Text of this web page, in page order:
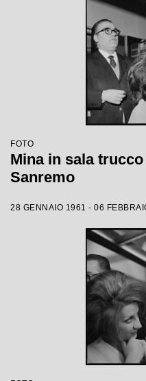
FOTO
Mina in sala
Sanremo
28 GENNAIO 1961 - 06